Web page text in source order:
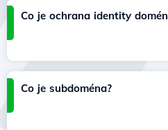
Co je ochrana identity
Co je subdoména?